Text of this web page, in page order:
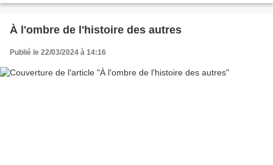
À l'ombre de l'histoire des autres
Publié le 22/03/2024 à 14:16